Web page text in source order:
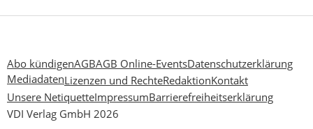
Abo kündigenAGBAGB Online-EventsDatenschutzerklärung
MediadatenLizenzen und RechteRedaktionKontakt
Unsere NetiquetteImpressumBarrierefreiheitserklärung
VDI Verlag GmbH 2026